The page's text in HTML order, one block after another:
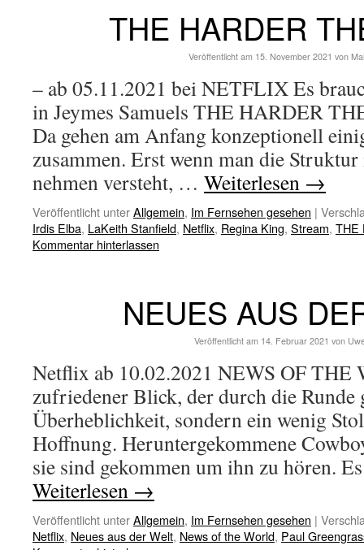
THE HARDER
Veröffentlicht am 15. November 2021 von
– ab 05.11.2021 bei NETFLIX Es
in Jeymes Samuels THE HARDER
Da gehen am Anfang konzeptionell
zusammen. Erst wenn man die
nehmen versteht, … Weiterlesen →
Veröffentlicht unterAllgemein, Im Fernsehen gesehen |
Irdis Elba, LaKeith Stanfield, Netflix, Regina King, Stream, THE
Kommentar hinterlassen
NEUES AUS
Veröffentlicht am 14. Februar 2021 von
Netflix ab 10.02.2021 NEWS OF THE
zufriedener Blick, der durch die Runde
Überheblichkeit, sondern ein wenig
Hoffnung. Heruntergekommene
sie sind gekommen um ihn zu hören.
Weiterlesen →
Veröffentlicht unterAllgemein, Im Fernsehen gesehen |
Netflix, Neues aus der Welt, News of the World, Paul